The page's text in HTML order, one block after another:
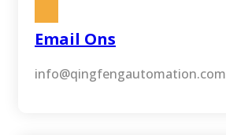
Email Ons
info@qingfengautomation.com